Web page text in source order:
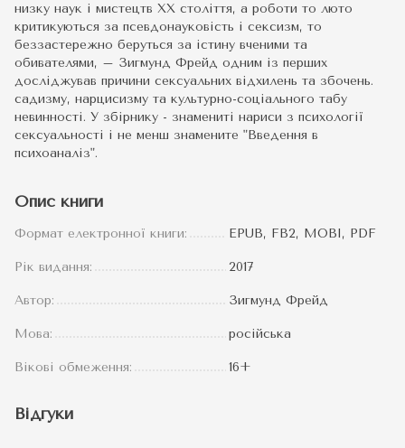
низку наук і мистецтв XX століття, а роботи то люто
критикуються за псевдонауковість і сексизм, то
беззастережно беруться за істину вченими та
обивателями, – Зигмунд Фрейд одним із перших
досліджував причини сексуальних відхилень та збочень.
садизму, нарцисизму та культурно-соціального табу
невинності. У збірнику - знамениті нариси з психології
сексуальності і не менш знамените "Введення в
психоаналіз".
Опис книги
Формат електронної книги: EPUB, FB2, MOBI, PDF
Рік видання: 2017
Автор: Зигмунд Фрейд
Мова: російська
Вікові обмеження: 16+
Відгуки